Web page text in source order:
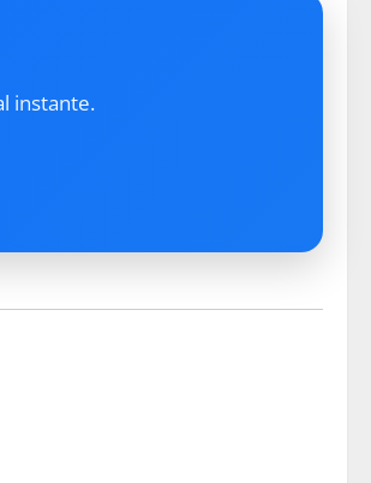
instante.